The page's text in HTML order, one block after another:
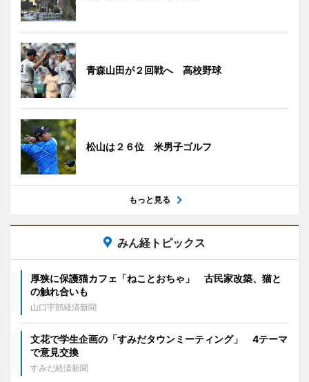
青森山田が２回戦へ 高校野球
松山は２６位 米男子ゴルフ
もっと見る
みん経トピックス
厚狭に保護猫カフェ「ねことおちゃ」 古民家改築、猫と
の触れ合いも
山口宇部経済新聞
文花で学生企画の「すみだタウンミーティング」 4テーマ
で意見交換
すみだ経済新聞